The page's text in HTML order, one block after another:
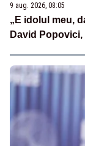
9 aug. 2026, 08:05
„E idolul meu,
David